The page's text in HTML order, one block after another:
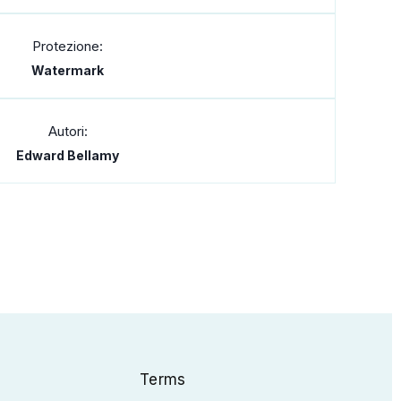
Protezione:
Watermark
Autori:
Edward Bellamy
Terms